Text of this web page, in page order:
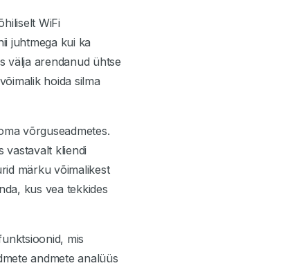
WiFi
juhtmega kui ka
välja arendanud ühtse
hoida silma
võrguseadmetes.
vastavalt kliendi
märku võimalikest
kus vea tekkides
mis
andmete analüüs